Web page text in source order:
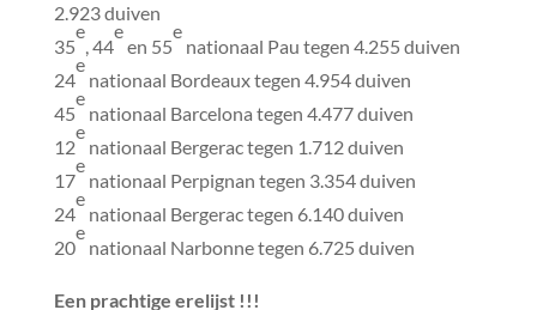
2.923 duiven
35
e
, 44
e
en 55
e
nationaal Pau tegen 4.255 duiven
24
e
nationaal Bordeaux tegen 4.954 duiven
45
e
nationaal Barcelona tegen 4.477 duiven
12
e
nationaal Bergerac tegen 1.712 duiven
17
e
nationaal Perpignan tegen 3.354 duiven
24
e
nationaal Bergerac tegen 6.140 duiven
20
e
nationaal Narbonne tegen 6.725 duiven
Een prachtige erelijst !!!